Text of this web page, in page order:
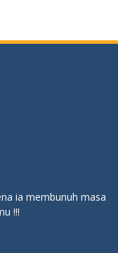
ia membunuh masa
!!!